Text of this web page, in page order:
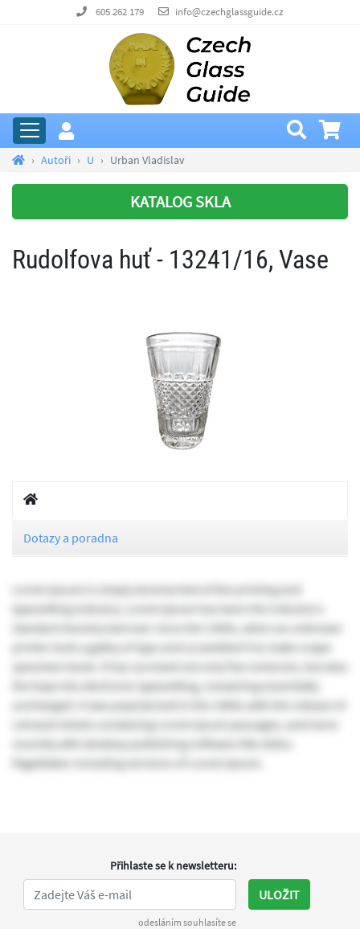
605 262 179 info@czechglassguide.cz
Autoři U Urban Vladislav
KATALOG SKLA
Rudolfova huť - 13241/16, Vase
Dotazy a poradna
Lorem Ipsum is simply dummy text of the printing and
typesetting industry. Lorem Ipsum has been the industry's
standard dummy text ever since the 1500s, when an unknown
printer took a galley of type and scrambled it to make a type
specimen book. It has survived not only five centuries, but also
the leap into electronic typesetting, remaining essentially
unchanged. It was popularised in the 1960s with the release of
Letraset sheets containing Lorem Ipsum passages, and more
recently with desktop publishing software like Aldus
PageMaker including versions of Lorem Ipsum.
Přihlaste se k newsletteru:
odesláním souhlasíte se
ULOŽIT